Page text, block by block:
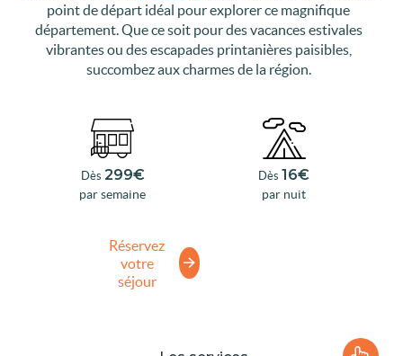
point de départ idéal pour explorer ce magnifique
département. Que ce soit pour des vacances estivales
vibrantes ou des escapades printanières paisibles,
succombez aux charmes de la région.
Dès 299€
par semaine
Dès 16€
par nuit
Réservez
votre
séjour